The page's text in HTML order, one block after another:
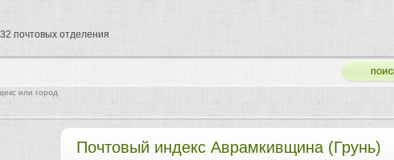
Почтовый индекс Аврамкивщина (Грунь)
или город
почтовых отделения